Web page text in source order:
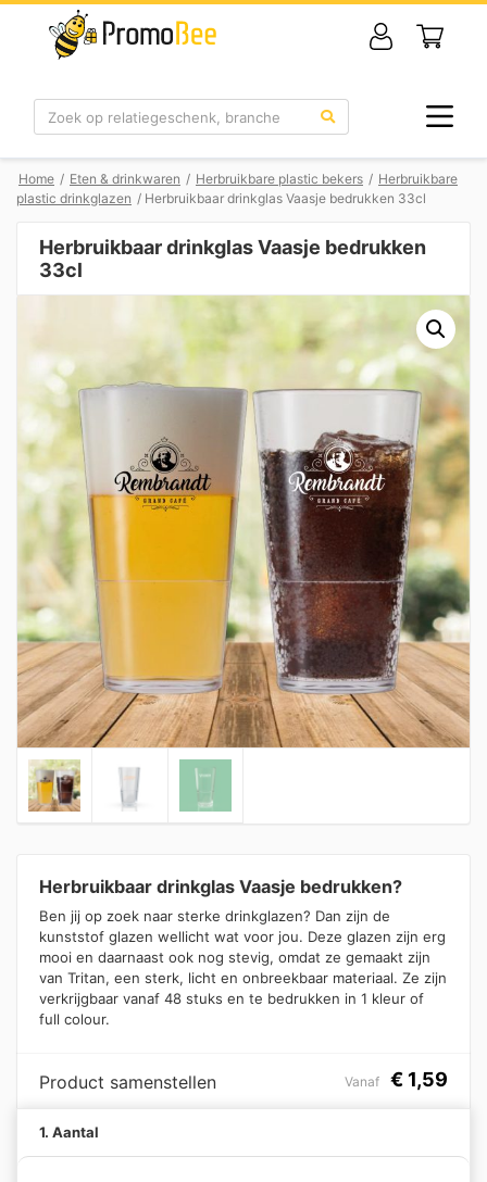
Zoek
Home / Eten & drinkwaren / Herbruikbare plastic bekers / Herbruikbare
plastic drinkglazen / Herbruikbaar drinkglas Vaasje bedrukken 33cl
Herbruikbaar drinkglas Vaasje bedrukken
33cl
Herbruikbaar drinkglas Vaasje bedrukken?
Ben jij op zoek naar sterke drinkglazen? Dan zijn de
kunststof glazen wellicht wat voor jou. Deze glazen zijn erg
mooi en daarnaast ook nog stevig, omdat ze gemaakt zijn
van Tritan, een sterk, licht en onbreekbaar materiaal. Ze zijn
verkrijgbaar vanaf 48 stuks en te bedrukken in 1 kleur of
full colour.
Product samenstellen Vanaf € 1,59
1. Aantal